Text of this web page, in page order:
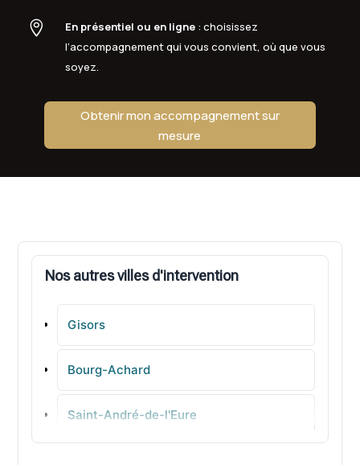
 En présentiel ou en ligne: choisissez
l’accompagnement qui vous convient, où que vous
soyez.
Obtenir mon accompagnement sur
mesure
Nos autres villes d'intervention
Gisors
Bourg-Achard
Saint-André-de-l'Eure